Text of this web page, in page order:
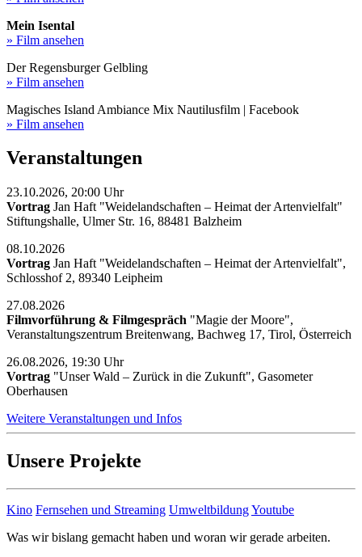
Mein Isental
» Film ansehen
Der Regensburger Gelbling
» Film ansehen
Magisches Island Ambiance Mix Nautilusfilm | Facebook
» Film ansehen
Veranstaltungen
23.10.2026, 20:00 Uhr
Vortrag Jan Haft "Weidelandschaften – Heimat der Artenvielfalt"
Stiftungshalle, Ulmer Str. 16, 88481 Balzheim
08.10.2026
Vortrag Jan Haft "Weidelandschaften – Heimat der Artenvielfalt",
Schlosshof 2, 89340 Leipheim
27.08.2026
Filmvorführung & Filmgespräch "Magie der Moore",
Veranstaltungszentrum Breitenwang, Bachweg 17, Tirol, Österreich
26.08.2026, 19:30 Uhr
Vortrag "Unser Wald – Zurück in die Zukunft", Gasometer
Oberhausen
Weitere Veranstaltungen und Infos
Unsere Projekte
Kino Fernsehen und Streaming UmweltbildungYoutube
Was wir bislang gemacht haben und woran wir gerade arbeiten.